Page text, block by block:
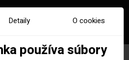
Detaily O cookies
používa súbory